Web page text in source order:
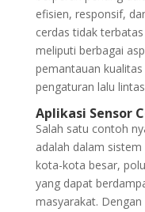
efisien, responsif,
cerdas tidak
meliputi berbagai
pemantauan
pengaturan lalu
Aplikasi Sensor
Salah satu contoh
adalah dalam
kota-kota besar,
yang dapat
masyarakat.